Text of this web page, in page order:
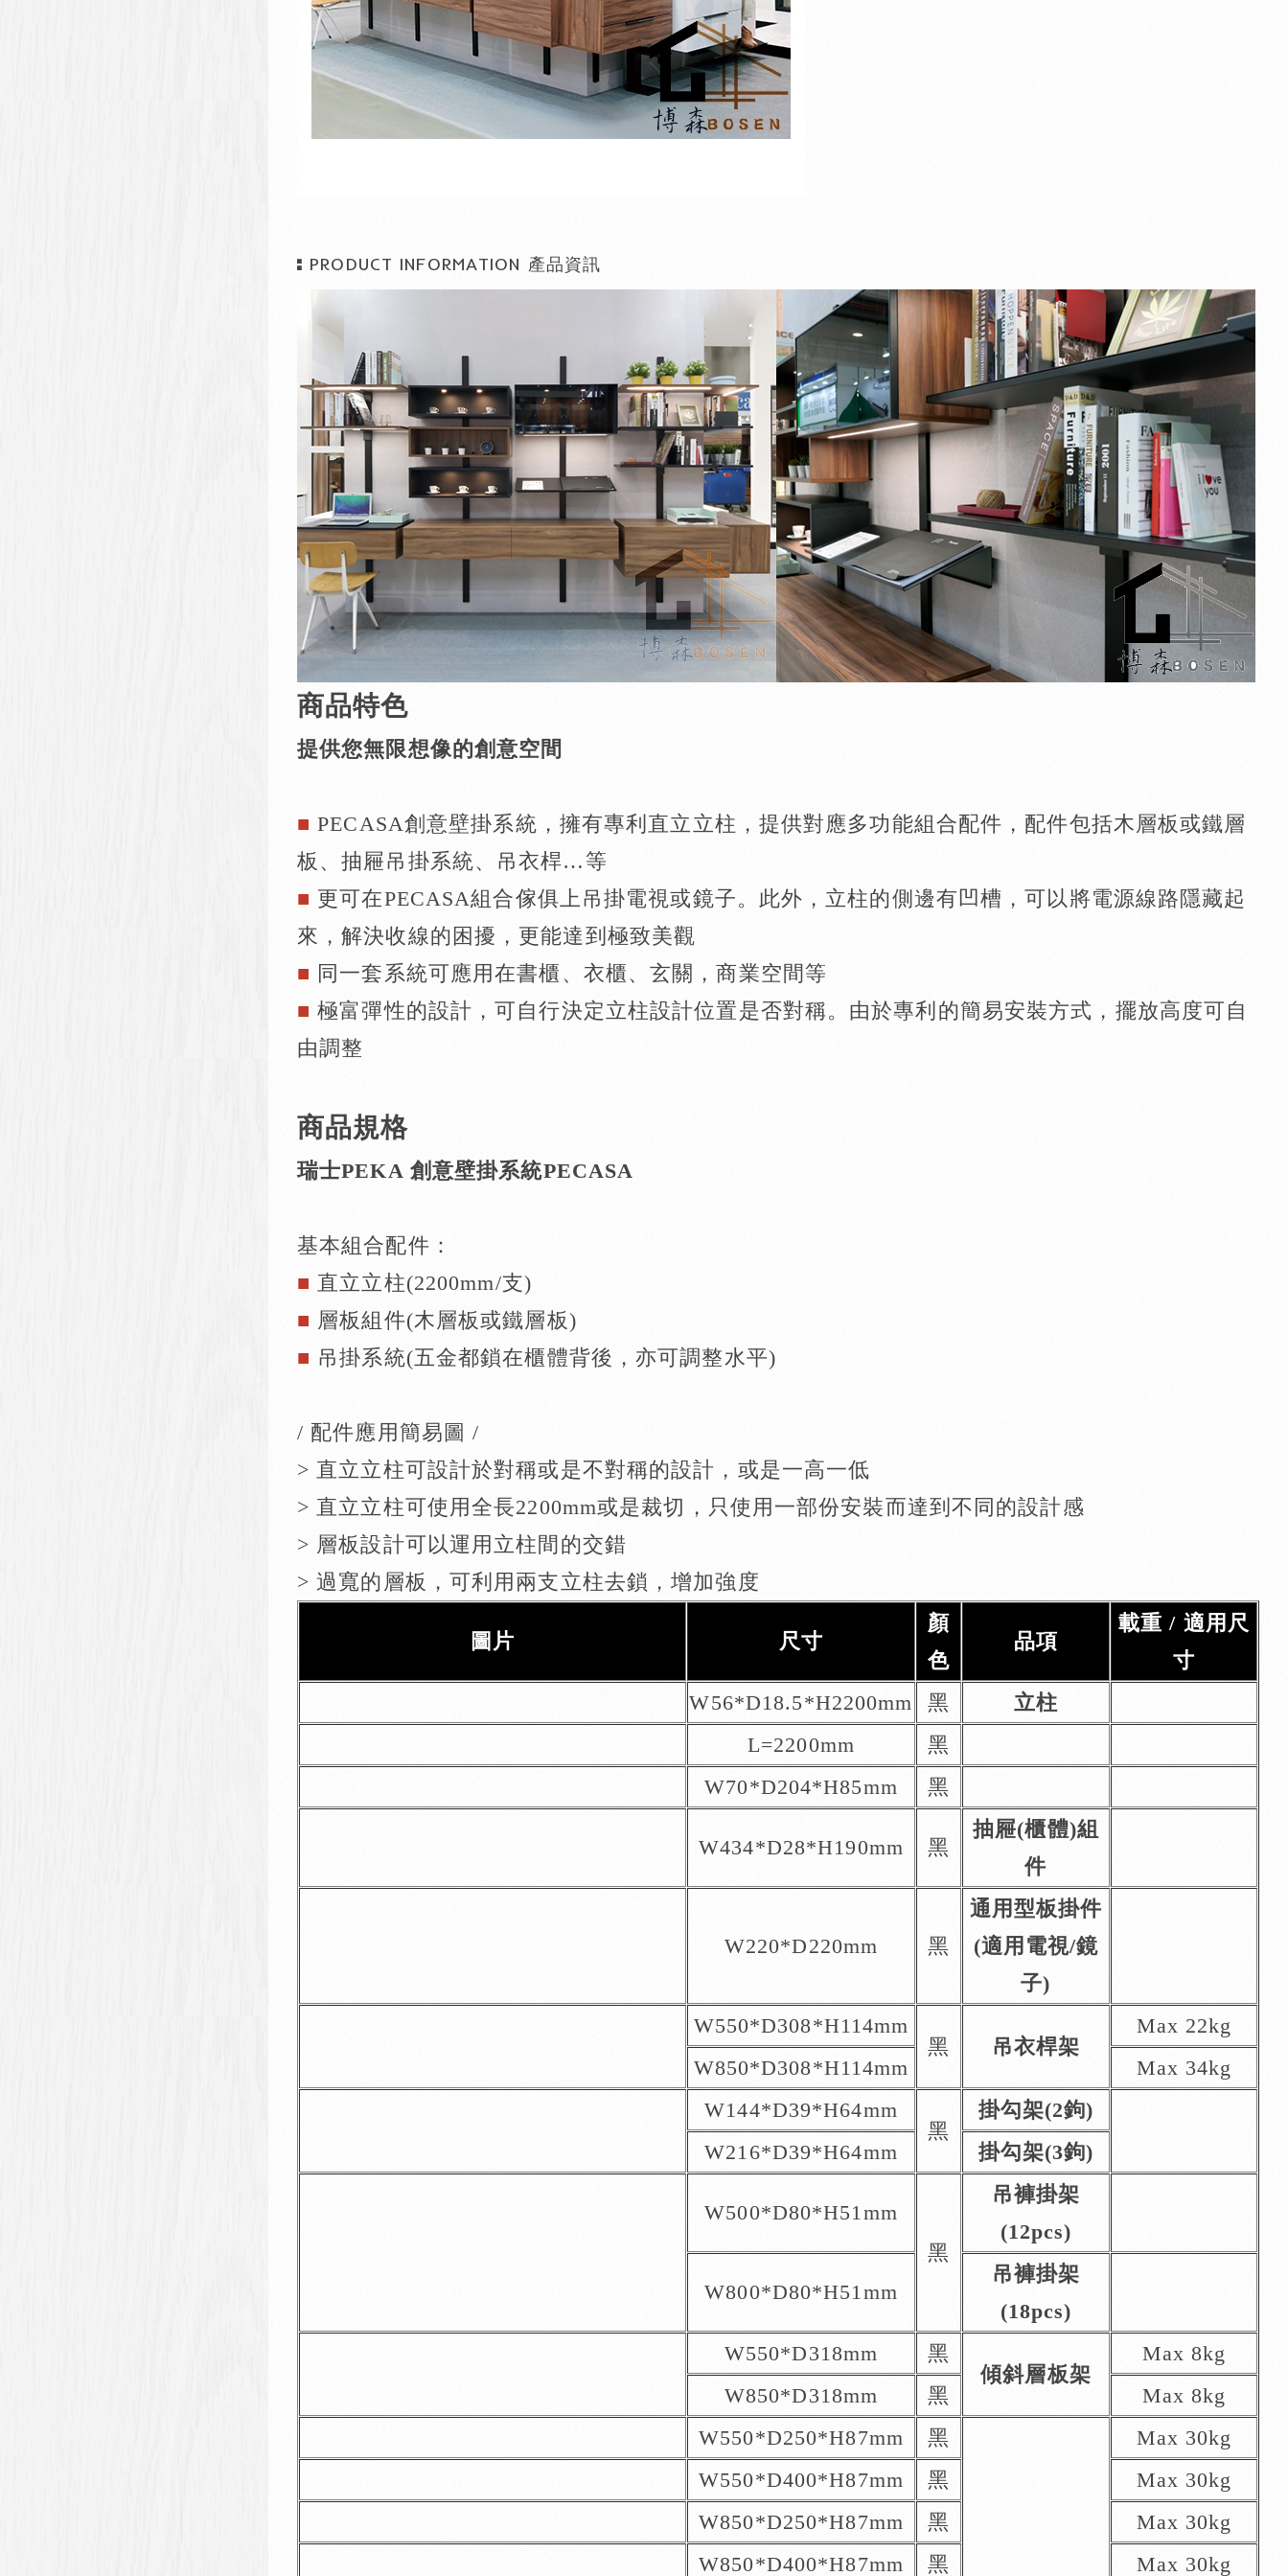
PRODUCT INFORMATION 產品資訊
商品特色
提供您無限想像的創意空間
■ PECASA創意壁掛系統，擁有專利直立立柱，提供對應多功能組合配件，配件包括木層板或鐵層
板、抽屜吊掛系統、吊衣桿…等
■ 更可在PECASA組合傢俱上吊掛電視或鏡子。此外，立柱的側邊有凹槽，可以將電源線路隱藏起
來，解決收線的困擾，更能達到極致美觀
■ 同一套系統可應用在書櫃、衣櫃、玄關，商業空間等
■ 極富彈性的設計，可自行決定立柱設計位置是否對稱。由於專利的簡易安裝方式，擺放高度可自
由調整
商品規格
瑞士PEKA 創意壁掛系統PECASA
基本組合配件：
■ 直立立柱(2200mm/支)
■ 層板組件(木層板或鐵層板)
■ 吊掛系統(五金都鎖在櫃體背後，亦可調整水平)
/ 配件應用簡易圖 /
> 直立立柱可設計於對稱或是不對稱的設計，或是一高一低
> 直立立柱可使用全長2200mm或是裁切，只使用一部份安裝而達到不同的設計感
> 層板設計可以運用立柱間的交錯
> 過寬的層板，可利用兩支立柱去鎖，增加強度
圖片 尺寸
顏
色
品項
載重 / 適用尺
寸
W56*D18.5*H2200mm
黑
立柱
L=2200mm
黑
W70*D204*H85mm
黑
W434*D28*H190mm 黑
抽屜(櫃體)組
件
W220*D220mm 黑
通用型板掛件
(適用電視/鏡
子)
W550*D308*H114mm
黑
吊衣桿架
Max 22kg
W850*D308*H114mm
Max 34kg
W144*D39*H64mm
黑
掛勾架(2鉤)
W216*D39*H64mm
掛勾架(3鉤)
W500*D80*H51mm
黑
吊褲掛架
(12pcs)
W800*D80*H51mm
吊褲掛架
(18pcs)
W550*D318mm
黑
傾斜層板架
Max 8kg
W850*D318mm
黑
Max 8kg
W550*D250*H87mm
黑
Max 30kg
W550*D400*H87mm
黑
Max 30kg
W850*D250*H87mm
黑
Max 30kg
W850*D400*H87mm
黑 Max 30kg